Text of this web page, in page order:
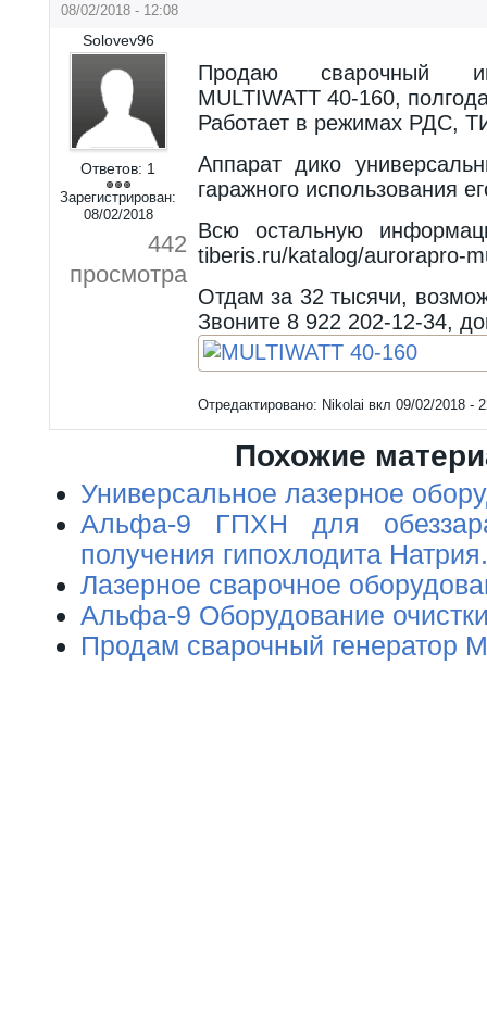
08/02/2018 - 12:08
Solovev96
Ответов: 1
Зарегистрирован:
08/02/2018
Продаю сварочный
MULTIWATT 40-160,
Работает в режимах РДС,
Аппарат дико
гаражного использования
Всю остальную
tiberis.ru/katalog/aurorapro-
Отдам за 32 тысячи,
Звоните 8 922 202-12-34,
Отредактировано: Nikolai вкл 09/02/2018 -
442
просмотра
Похожие
Универсальное лазерное
Альфа-9 ГПХН для
получения гипохлодита Натрия.
Лазерное сварочное
Альфа-9 Оборудование
Продам сварочный генератор